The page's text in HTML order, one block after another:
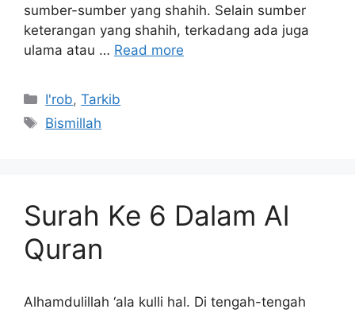
sumber-sumber yang shahih. Selain sumber
keterangan yang shahih, terkadang ada juga
ulama atau … Read more
Kategori
I'rob,Tarkib
Tag
Bismillah
Surah Ke 6 Dalam Al
Quran
Alhamdulillah ‘ala kulli hal. Di tengah-tengah